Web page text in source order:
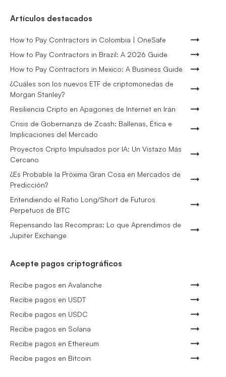
Artículos destacados
How to Pay Contractors in Colombia | OneSafe
How to Pay Contractors in Brazil: A 2026 Guide
How to Pay Contractors in Mexico: A Business Guide
¿Cuáles son los nuevos ETF de criptomonedas de
Morgan Stanley?
Resiliencia Cripto en Apagones de Internet en Irán
Crisis de Gobernanza de Zcash: Ballenas, Ética e
Implicaciones del Mercado
Proyectos Cripto Impulsados por IA: Un Vistazo Más
Cercano
¿Es Probable la Próxima Gran Cosa en Mercados de
Predicción?
Entendiendo el Ratio Long/Short de Futuros
Perpetuos de BTC
Repensando las Recompras: Lo que Aprendimos de
Jupiter Exchange
Acepte pagos criptográficos
Recibe pagos en Avalanche
Recibe pagos en USDT
Recibe pagos en USDC
Recibe pagos en Solana
Recibe pagos en Ethereum
Recibe pagos en Bitcoin